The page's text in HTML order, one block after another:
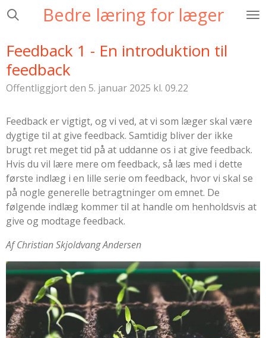
Spring
Bedre læring for læger
Feedback 1 - En introduktion til
feedback
Offentliggjort den 5. januar 2025 kl. 09.22
Feedback er vigtigt, og vi ved, at vi som læger skal være
dygtige til at give feedback. Samtidig bliver der ikke
brugt ret meget tid på at uddanne os i at give feedback.
Hvis du vil lære mere om feedback, så læs med i dette
første indlæg i en lille serie om feedback, hvor vi skal se
på nogle generelle betragtninger om emnet. De
følgende indlæg kommer til at handle om henholdsvis at
give og modtage feedback.
Af Christian Skjoldvang Andersen